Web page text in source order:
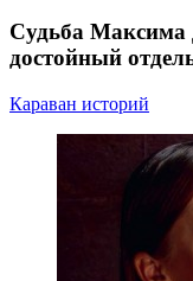
Судьба Максима
достойный
Караван историй